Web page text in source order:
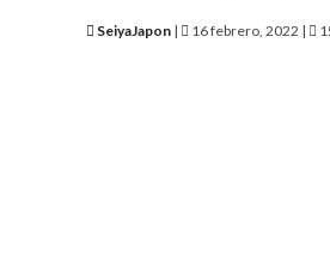
SeiyaJapon| 16 febrero, 2022 |